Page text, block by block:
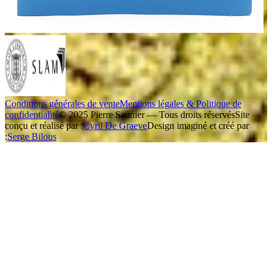
Conditions générales de venteMentions légales & Politique de
confidentialité© 2025 Pierre Saunier — Tous droits réservésSite
conçu et réalisé par :Cyril De GraeveDesign imaginé et créé par
:Serge Bilous